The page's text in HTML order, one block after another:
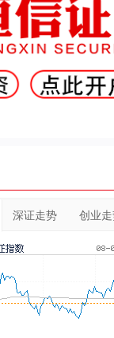
深证走势 创业